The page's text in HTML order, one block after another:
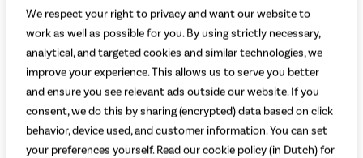
Welke motor past bij jou? En hoe groot moet een accu zijn?
Antwoord op al je vragen over e-bikes.
Handige tipsvan fietsliefhebbers en onze experts.
Overzichten vande populairste e-bikes en bakfietsenvan
grote merken.
Al meer dan 40.000 keer aangevraagd.
We respect your right to privacy and want our website to
work as well as possible for you. By using strictly necessary,
analytical, and targeted cookies and similar technologies, we
improve your experience. This allows us to serve you better
and ensure you see relevant ads outside our website. If you
consent, we do this by sharing (encrypted) data based on click
behavior, device used, and customer information. You can set
your preferences yourself. Read our cookie policy (in Dutch) for